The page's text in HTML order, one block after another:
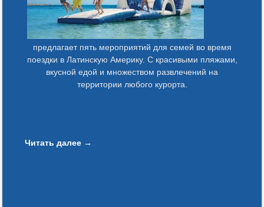
предлагает пять мероприятий для семей во время
поездки в Латинскую Америку. С красивыми пляжами,
вкусной едой и множеством развлечений на
территории любого курорта.
Читать далее →